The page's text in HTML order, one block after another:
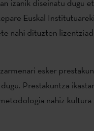
izanik diseinatu dugu
Euskal
nahi dituzten
esker
Prestakuntza
nahiz kultura